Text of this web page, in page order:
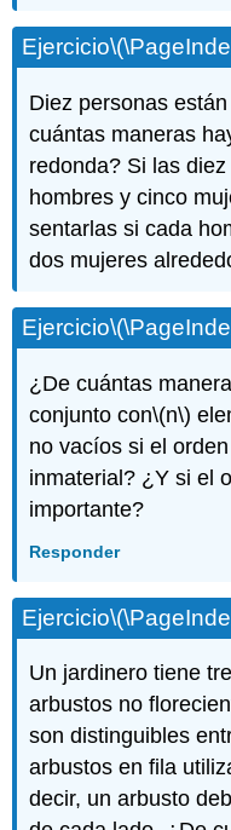
Ejercicio
Diez personas
cuántas maneras
redonda? Si las
hombres y cinco
sentarlas si cada
dos mujeres
Ejercicio
¿De cuántas
conjunto con\(n\)
no vacíos si el
inmaterial? ¿Y si el
importante?
Responder
Ejercicio
Un jardinero tiene
arbustos no
son distinguibles
arbustos en fila
decir, un arbusto